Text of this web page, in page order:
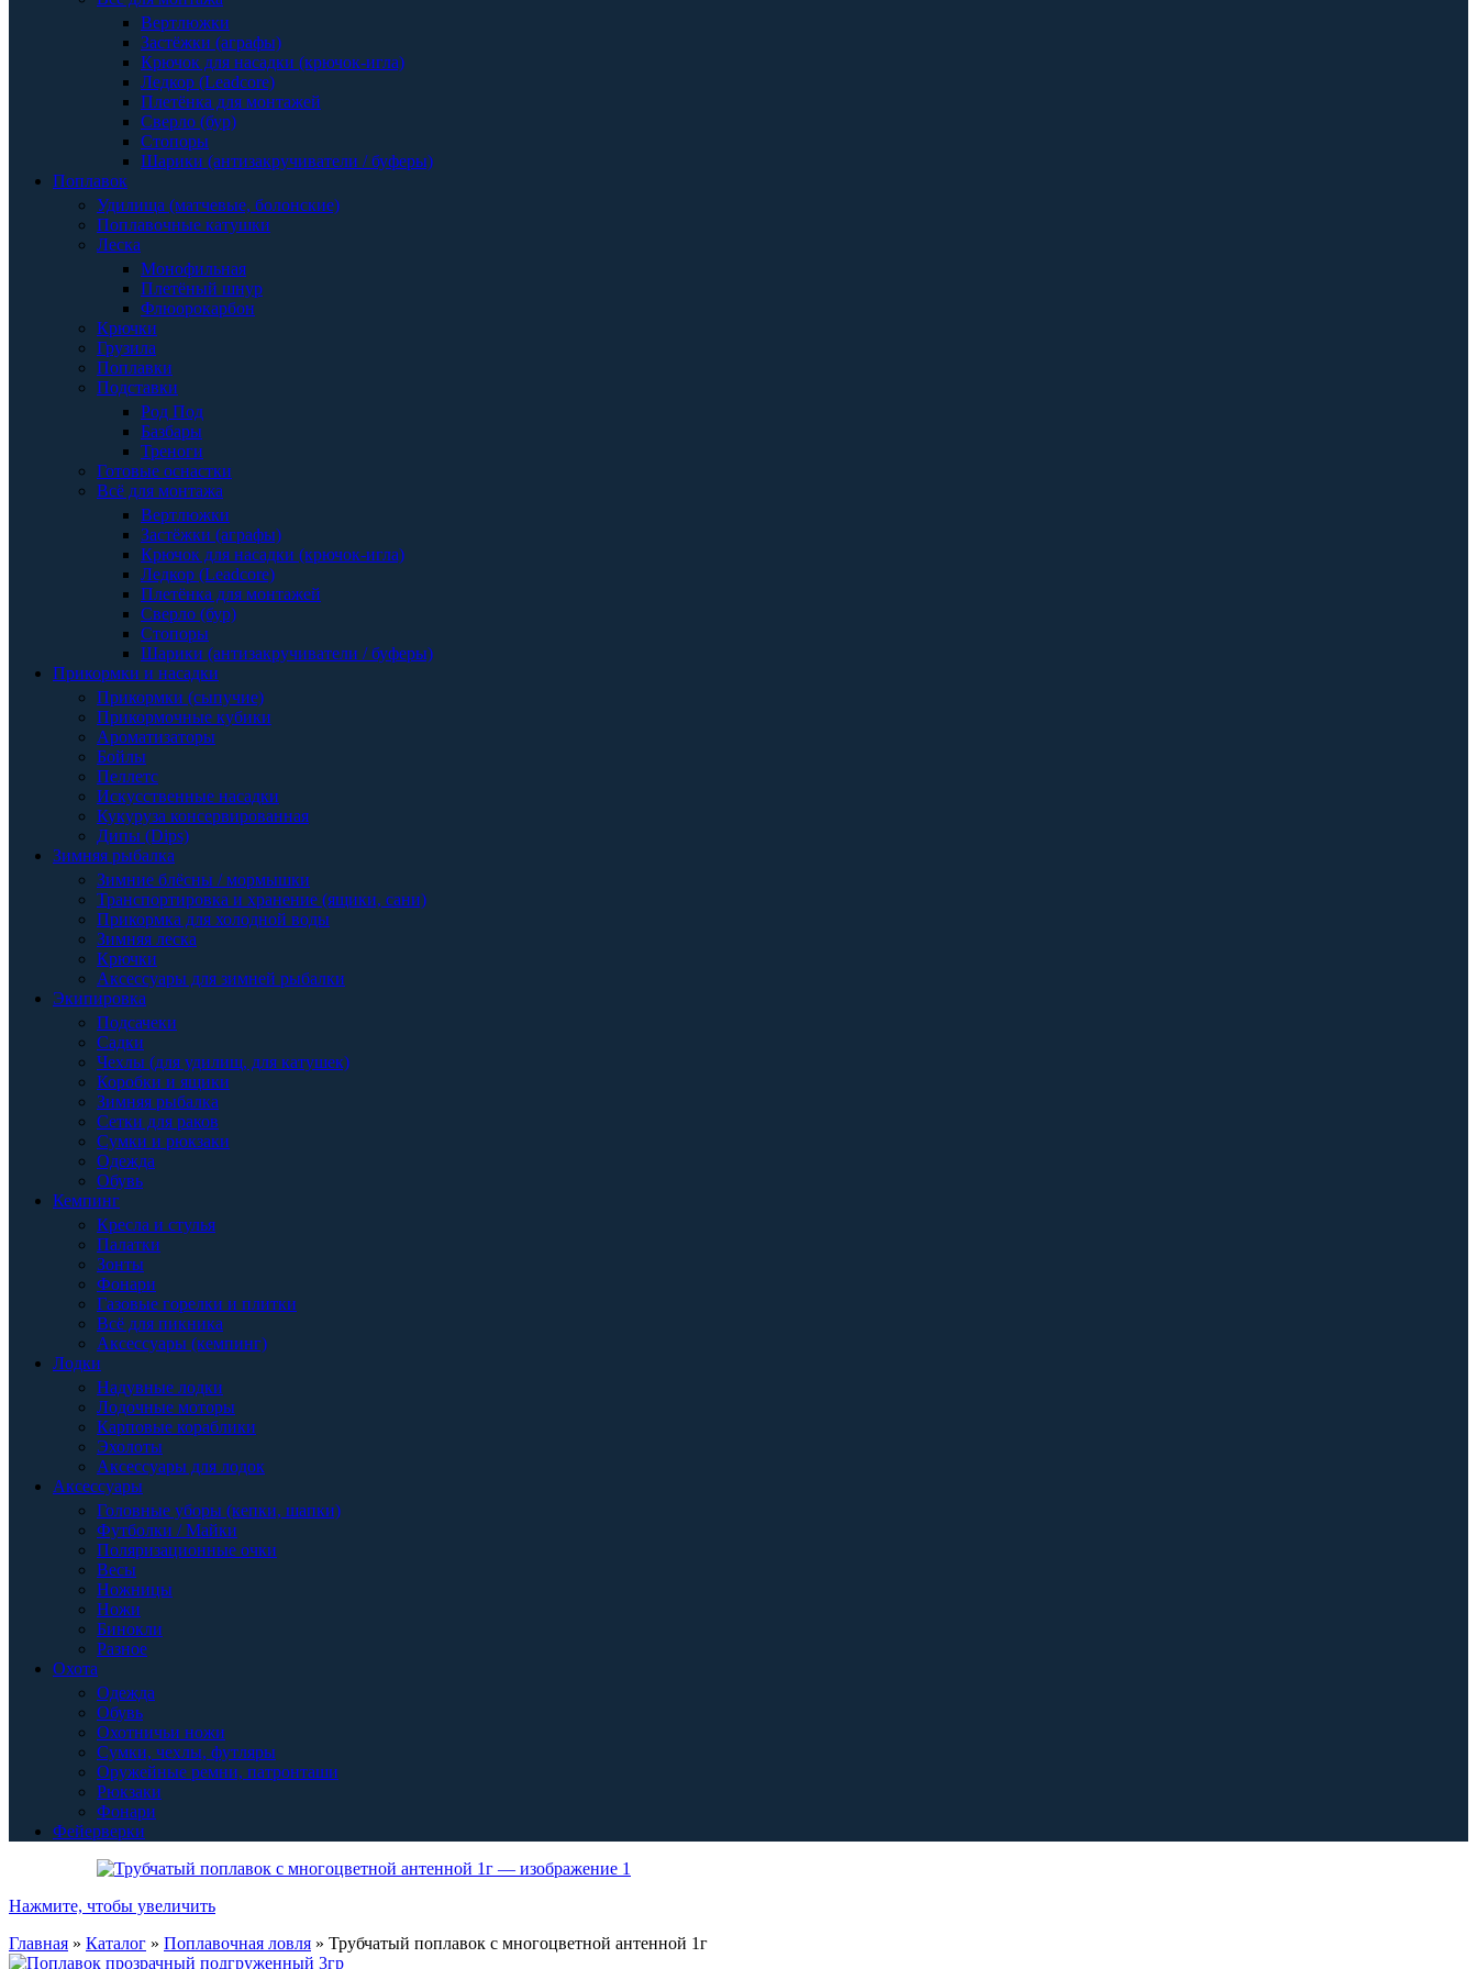
Вертлюжки
Застёжки (аграфы)
Крючок для насадки (крючок-игла)
Ледкор (Leadcore)
Плетёнка для монтажей
Сверло (бур)
Стопоры
Шарики (антизакручиватели / буферы)
Поплавок
Удилища (матчевые, болонские)
Поплавочные катушки
Леска
Монофильная
Плетёный шнур
Флюорокарбон
Крючки
Грузила
Поплавки
Подставки
Род Под
Базбары
Треноги
Готовые оснастки
Всё для монтажа
Вертлюжки
Застёжки (аграфы)
Крючок для насадки (крючок-игла)
Ледкор (Leadcore)
Плетёнка для монтажей
Сверло (бур)
Стопоры
Шарики (антизакручиватели / буферы)
Прикормки и насадки
Прикормки (сыпучие)
Прикормочные кубики
Ароматизаторы
Бойлы
Пеллетс
Искусственные насадки
Кукуруза консервированная
Дипы (Dips)
Зимняя рыбалка
Зимние блёсны / мормышки
Транспортировка и хранение (ящики, сани)
Прикормка для холодной воды
Зимняя леска
Крючки
Аксессуары для зимней рыбалки
Экипировка
Подсачеки
Садки
Чехлы (для удилищ, для катушек)
Коробки и ящики
Зимняя рыбалка
Сетки для раков
Сумки и рюкзаки
Одежда
Обувь
Кемпинг
Кресла и стулья
Палатки
Зонты
Фонари
Газовые горелки и плитки
Всё для пикника
Аксессуары (кемпинг)
Лодки
Надувные лодки
Лодочные моторы
Карповые кораблики
Эхолоты
Аксессуары для лодок
Аксессуары
Головные уборы (кепки, шапки)
Футболки / Майки
Поляризационные очки
Весы
Ножницы
Ножи
Бинокли
Разное
Охота
Одежда
Обувь
Охотничьи ножи
Сумки, чехлы, футляры
Оружейные ремни, патронташи
Рюкзаки
Фонари
Фейерверки
Нажмите, чтобы увеличить
Главная » Каталог » Поплавочная ловля » Трубчатый поплавок с многоцветной антенной 1г